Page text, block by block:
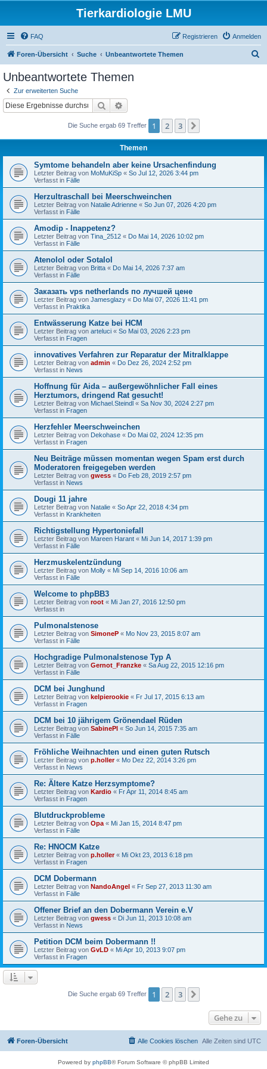
Tierkardiologie LMU
FAQ Anmelden
Registrieren
Foren-Übersicht Suche Unbeantwortete Themen
Unbeantwortete Themen
Zur erweiterten Suche
Suche
Die Suche ergab 69 Treffer 1 2 3
Themen
Symtome behandeln aber keine Ursachenfindung
Letzter Beitrag von MoMuKiSp « So Jul 12, 2026 3:44 pm
Verfasst in Fälle
Herzultraschall bei Meerschweinchen
Letzter Beitrag von Natalie Adrienne « So Jun 07, 2026 4:20 pm
Verfasst in Fälle
Amodip - Inappetenz?
Letzter Beitrag von Tina_2512 « Do Mai 14, 2026 10:02 pm
Verfasst in Fälle
Atenolol oder Sotalol
Letzter Beitrag von Britta « Do Mai 14, 2026 7:37 am
Verfasst in Fälle
Заказать vps netherlands по лучшей цене
Letzter Beitrag von Jamesglazy « Do Mai 07, 2026 11:41 pm
Verfasst in Praktika
Entwässerung Katze bei HCM
Letzter Beitrag von arteluci « So Mai 03, 2026 2:23 pm
Verfasst in Fragen
innovatives Verfahren zur Reparatur der Mitralklappe
Letzter Beitrag von admin « Do Dez 26, 2024 2:52 pm
Verfasst in News
Hoffnung für Aida – außergewöhnlicher Fall eines
Herztumors, dringend Rat gesucht!
Letzter Beitrag von Michael.Steindl « Sa Nov 30, 2024 2:27 pm
Verfasst in Fragen
Herzfehler Meerschweinchen
Letzter Beitrag von Dekohase « Do Mai 02, 2024 12:35 pm
Verfasst in Fragen
Neu Beiträge müssen momentan wegen Spam erst durch
Moderatoren freigegeben werden
Letzter Beitrag von gwess « Do Feb 28, 2019 2:57 pm
Verfasst in News
Dougi 11 jahre
Letzter Beitrag von Natalie « So Apr 22, 2018 4:34 pm
Verfasst in Krankheiten
Richtigstellung Hypertoniefall
Letzter Beitrag von Mareen Harant « Mi Jun 14, 2017 1:39 pm
Verfasst in Fälle
Herzmuskelentzündung
Letzter Beitrag von Molly « Mi Sep 14, 2016 10:06 am
Verfasst in Fälle
Welcome to phpBB3
Letzter Beitrag von root « Mi Jan 27, 2016 12:50 pm
Verfasst in
Pulmonalstenose
Letzter Beitrag von SimoneP « Mo Nov 23, 2015 8:07 am
Verfasst in Fälle
Hochgradige Pulmonalstenose Typ A
Letzter Beitrag von Gernot_Franzke « Sa Aug 22, 2015 12:16 pm
Verfasst in Fälle
DCM bei Junghund
Letzter Beitrag von kelpierookie « Fr Jul 17, 2015 6:13 am
Verfasst in Fragen
DCM bei 10 jährigem Grönendael Rüden
Letzter Beitrag von SabinePl « So Jun 14, 2015 7:35 am
Verfasst in Fälle
Fröhliche Weihnachten und einen guten Rutsch
Letzter Beitrag von p.holler« Mo Dez 22, 2014 3:26 pm
Verfasst in News
Re: Ältere Katze Herzsymptome?
Letzter Beitrag von Kardio « Fr Apr 11, 2014 8:45 am
Verfasst in Fragen
Blutdruckprobleme
Letzter Beitrag von Opa « Mi Jan 15, 2014 8:47 pm
Verfasst in Fälle
Re: HNOCM Katze
Letzter Beitrag von p.holler« Mi Okt 23, 2013 6:18 pm
Verfasst in Fragen
DCM Dobermann
Letzter Beitrag von NandoAngel « Fr Sep 27, 2013 11:30 am
Verfasst in Fälle
Offener Brief an den Dobermann Verein e.V
Letzter Beitrag von gwess « Di Jun 11, 2013 10:08 am
Verfasst in News
Petition DCM beim Dobermann !!
Letzter Beitrag von GvLD « Mi Apr 10, 2013 9:07 pm
Verfasst in Fragen
Die Suche ergab 69 Treffer 1 2 3
Gehe zu
Foren-Übersicht Alle Zeiten sind UTC
Alle Cookies löschen
Powered by phpBB® Forum Software © phpBB Limited